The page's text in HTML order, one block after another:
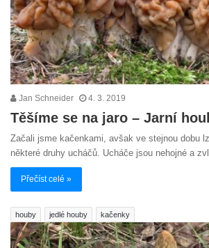
Jan Schneider 4. 3. 2019
Těšíme se na jaro – Jarní
Začali jsme kačenkami, avšak ve stejnou dobu
některé druhy ucháčů. Ucháče jsou nehojné a
Přečíst celé »
houby jedlé houby kačenky